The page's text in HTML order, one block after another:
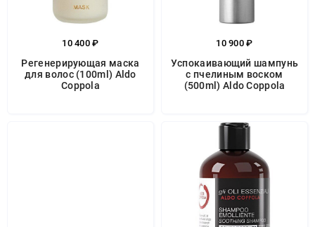
10 400 ₽
Регенерирующая маска
для волос (100ml) Aldo
Coppola
10 900 ₽
Успокаивающий шампунь
с пчелиным воском
(500ml) Aldo Coppola